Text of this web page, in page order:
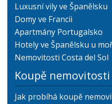
Luxusní vily ve Španělsku
Domy ve Francii
Apartmány Portugalsko
Hotely ve Španělsku u
Nemovitosti Costa del Sol
Koupě
Jak probíhá koupě